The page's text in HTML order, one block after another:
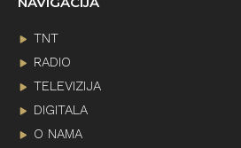
TNT
RADIO
TELEVIZIJA
DIGITALA
O NAMA